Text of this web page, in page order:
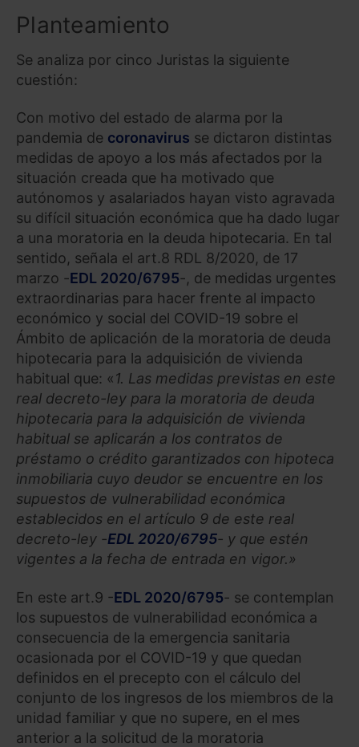
Planteamiento
Se analiza por cinco Juristas la siguiente
cuestión:
Con motivo del estado de alarma por la
pandemia de coronavirus se dictaron distintas
medidas de apoyo a los más afectados por la
situación creada que ha motivado que
autónomos y asalariados hayan visto agravada
su difícil situación económica que ha dado lugar
a una moratoria en la deuda hipotecaria. En tal
sentido, señala el art.8 RDL 8/2020, de 17
marzo -EDL 2020/6795-, de medidas urgentes
extraordinarias para hacer frente al impacto
económico y social del COVID-19 sobre el
Ámbito de aplicación de la moratoria de deuda
hipotecaria para la adquisición de vivienda
habitual que: «1. Las medidas previstas en este
real decreto-ley para la moratoria de deuda
hipotecaria para la adquisición de vivienda
habitual se aplicarán a los contratos de
préstamo o crédito garantizados con hipoteca
inmobiliaria cuyo deudor se encuentre en los
supuestos de vulnerabilidad económica
establecidos en el artículo 9 de este real
decreto-ley -EDL 2020/6795- y que estén
vigentes a la fecha de entrada en vigor.»
En este art.9 -EDL 2020/6795- se contemplan
los supuestos de vulnerabilidad económica a
consecuencia de la emergencia sanitaria
ocasionada por el COVID-19 y que quedan
definidos en el precepto con el cálculo del
conjunto de los ingresos de los miembros de la
unidad familiar y que no supere, en el mes
anterior a la solicitud de la moratoria